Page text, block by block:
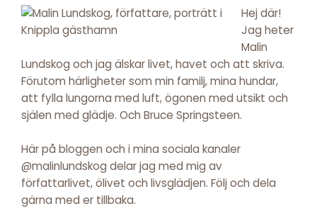
Hej där!
Jag heter
Malin
Lundskog och jag älskar livet, havet och att skriva.
Förutom härligheter som min familj, mina hundar,
att fylla lungorna med luft, ögonen med utsikt och
själen med glädje. Och Bruce Springsteen.
Här på bloggen och i mina sociala kanaler
@malinlundskog delar jag med mig av
författarlivet, ölivet och livsglädjen. Följ och dela
gärna med er tillbaka.